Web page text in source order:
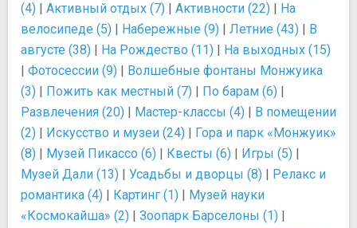
(4) | Активный отдых (7) | Активности (22) | На
велосипеде (5) | Набережные (9) | Летние (43) | В
августе (38) | На Рождество (11) | На выходных (15)
| Фотосессии (9) | Волшебные фонтаны Монжуика
(3) | Пожить как местный (7) | По барам (6) |
Развлечения (20) | Мастер-классы (4) | В помещении
(2) | Искусство и музеи (24) | Гора и парк «Монжуик»
(8) | Музей Пикассо (6) | Квесты (6) | Игры (5) |
Музей Дали (13) | Усадьбы и дворцы (8) | Релакс и
романтика (4) | Картинг (1) | Музей науки
«Космокайша» (2) | Зоопарк Барселоны (1) |